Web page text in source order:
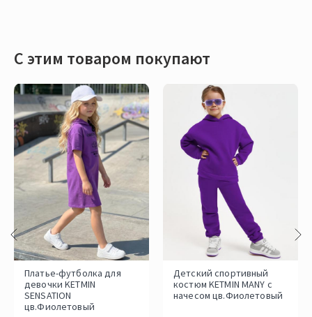
С этим товаром покупают
Платье-футболка для
девочки KETMIN
SENSATION
цв.Фиолетовый
Детский спортивный
костюм KETMIN MANY с
начесом цв.Фиолетовый